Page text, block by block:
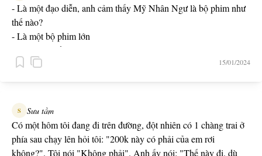
- Là một đạo diễn, anh cảm thấy Mỹ Nhân Ngư là bộ phim như
thế nào?
- Là một bộ phim lớn
- Lớn như thế nào?
- Vậy thì phải coi màn hình lúc xem bao nhiêu inch?
15/01/2024
S Sưu tầm
Có một hôm tôi đang đi trên đường, đột nhiên có 1 chàng trai ở
phía sau chạy lên hỏi tôi: "200k này có phải của em rơi
không?". Tôi nói "Không phải". Anh ấy nói: "Thế này đi, dù